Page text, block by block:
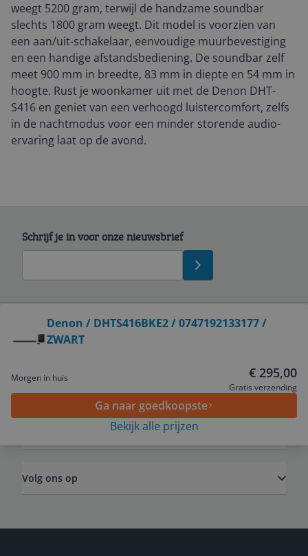
weegt 5200 gram, terwijl de handzame soundbar
slechts 1800 gram weegt. Dit model is voorzien van
een aan/uit-schakelaar, eenvoudige muurbevestiging
en een handige afstandsbediening. De soundbar zelf
meet 900 mm in breedte, 83 mm in diepte en 54 mm in
hoogte. Rust je woonkamer uit met de Denon DHT-
S416 en geniet van een verhoogd luistercomfort, zelfs
in de nachtmodus voor een minder storende audio-
ervaring laat op de avond.
Denon / DHTS416BKE2 / 0747192133177 /
ZWART
Morgen in huis € 295,00
Gratis verzending
Ga naar goedkoopste
Bekijk alle prijzen
Schrijf je in voor onze nieuwsbrief
Service
Algemeen
Volg ons op